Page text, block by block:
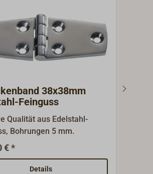
38x38mm
Feinguss
Qualität aus Edelstahl-
Bohrungen 5 mm.
€ *
Details